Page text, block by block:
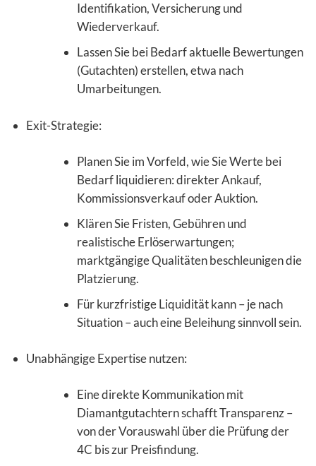
Identifikation, Versicherung und
Wiederverkauf.
Lassen Sie bei Bedarf aktuelle Bewertungen
(Gutachten) erstellen, etwa nach
Umarbeitungen.
Exit-Strategie:
Planen Sie im Vorfeld, wie Sie Werte bei
Bedarf liquidieren: direkter Ankauf,
Kommissionsverkauf oder Auktion.
Klären Sie Fristen, Gebühren und
realistische Erlöserwartungen;
marktgängige Qualitäten beschleunigen die
Platzierung.
Für kurzfristige Liquidität kann – je nach
Situation – auch eine Beleihung sinnvoll sein.
Unabhängige Expertise nutzen:
Eine direkte Kommunikation mit
Diamantgutachtern schafft Transparenz –
von der Vorauswahl über die Prüfung der
4C bis zur Preisfindung.